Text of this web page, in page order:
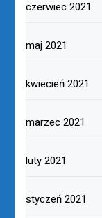
czerwiec 2021
maj 2021
kwiecień 2021
marzec 2021
luty 2021
styczeń 2021